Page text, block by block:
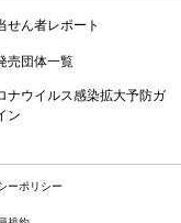
せん者レポート
売団体一覧
ナウイルス感染拡大予防ガ
ン
ーポリシー